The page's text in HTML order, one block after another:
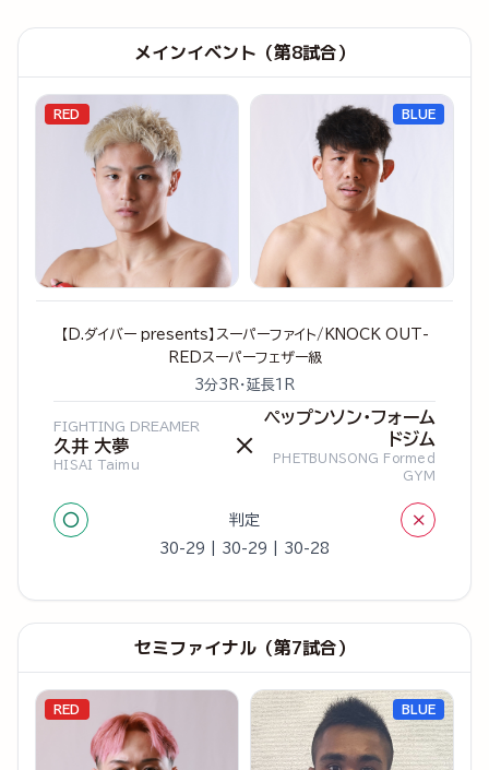
メインイベント（第8試合）
RED
【D.ダイバー presents】スーパーファイト/KNOCK OUT-
REDスーパーフェザー級
3分3R・延長1R
FIGHTING DREAMER
久井 大夢
HISAI Taimu
×
ペップンソン・フォーム
ドジム
PHETBUNSONG Formed
GYM
○ 判定 ×
30-29 | 30-29 | 30-28
BLUE
セミファイナル（第7試合）
RED BLUE